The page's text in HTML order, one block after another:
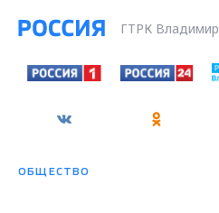
ГТРК Владимир
ОБЩЕСТВО